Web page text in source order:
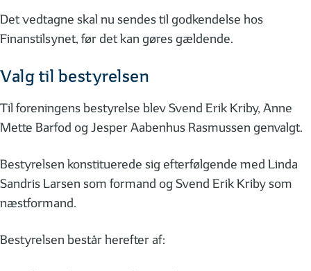
Det vedtagne skal nu sendes til godkendelse hos
Finanstilsynet, før det kan gøres gældende.
Valg til bestyrelsen
Til foreningens bestyrelse blev Svend Erik Kriby, Anne
Mette Barfod og Jesper Aabenhus Rasmussen genvalgt.
Bestyrelsen konstituerede sig efterfølgende med Linda
Sandris Larsen som formand og Svend Erik Kriby som
næstformand.
Bestyrelsen består herefter af: